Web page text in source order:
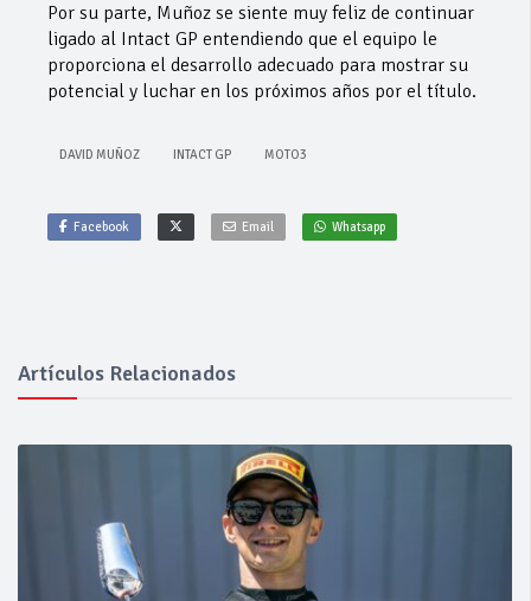
Por su parte, Muñoz se siente muy feliz de continuar
ligado al Intact GP entendiendo que el equipo le
proporciona el desarrollo adecuado para mostrar su
potencial y luchar en los próximos años por el título.
DAVID MUÑOZ INTACT GP MOTO3
Facebook Email Whatsapp
Artículos Relacionados